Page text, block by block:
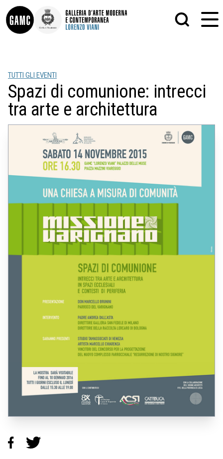
INFO
CONTATTI
DIDATTICA
SHOP
LORENZO VIANI
MOSTRE
PALAZZO DELLE MUSE
SCULTURA
STAMPA
ALTRO
TUTTI GLI EVENTI
Spazi di comunione: intrecci
tra arte e architettura